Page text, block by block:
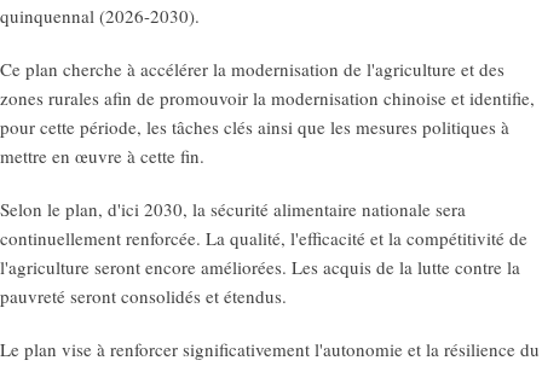
quinquennal (2026-2030).
Ce plan cherche à accélérer la modernisation de l'agriculture et des
zones rurales afin de promouvoir la modernisation chinoise et identifie,
pour cette période, les tâches clés ainsi que les mesures politiques à
mettre en œuvre à cette fin.
Selon le plan, d'ici 2030, la sécurité alimentaire nationale sera
continuellement renforcée. La qualité, l'efficacité et la compétitivité de
l'agriculture seront encore améliorées. Les acquis de la lutte contre la
pauvreté seront consolidés et étendus.
Le plan vise à renforcer significativement l'autonomie et la résilience du